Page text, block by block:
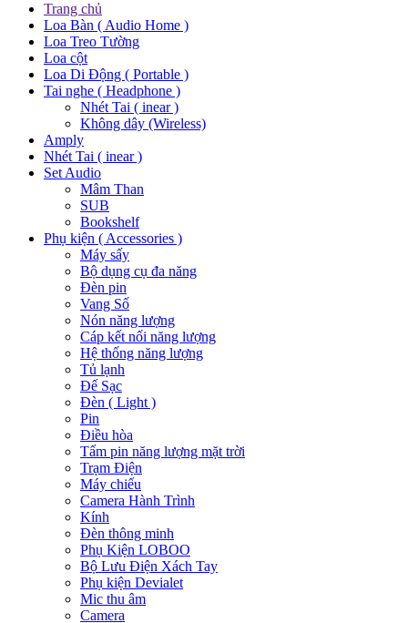
Trang chủ
Loa Bàn ( Audio Home )
Loa Treo Tường
Loa cột
Loa Di Động ( Portable )
Tai nghe ( Headphone )
Nhét Tai ( inear )
Không dây (Wireless)
Amply
Nhét Tai ( inear )
Set Audio
Mâm Than
SUB
Bookshelf
Phụ kiện ( Accessories )
Máy sấy
Bộ dụng cụ đa năng
Đèn pin
Vang Số
Nón năng lượng
Cáp kết nối năng lượng
Hệ thống năng lượng
Tủ lạnh
Đế Sạc
Đèn ( Light )
Pin
Điều hòa
Tấm pin năng lượng mặt trời
Trạm Điện
Máy chiếu
Camera Hành Trình
Kính
Đèn thông minh
Phụ Kiện LOBOO
Bộ Lưu Điện Xách Tay
Phụ kiện Devialet
Mic thu âm
Camera